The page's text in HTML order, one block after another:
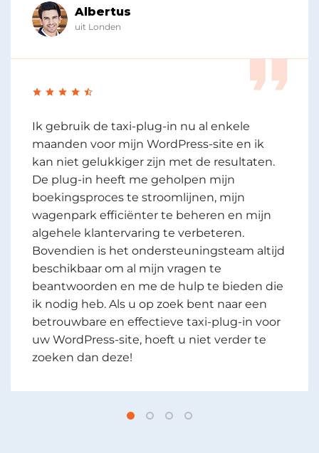
Abdoel
uit België
Als eigenaar van een taxibedrijf had ik
moeite om aan de eisen van mijn klanten te
voldoen. Ik wist dat ik een betere manier
nodig had om boekingen te beheren,
chauffeurs te sturen en betalingen te
verwerken. Toen ontdekte ik de kracht van
een taxi-plugin-software voor WordPress.
Het stroomlijnde niet alleen mijn
activiteiten en verbeterde mijn efficiëntie,
maar het hielp me ook om een breder
publiek te bereiken en nieuwe klanten aan
te trekken. Met functies zoals realtime
tracking en route-optimalisatie kon ik
snellere en betrouwbaardere service bieden
een hoger niveau wilt tillen, raad ik u ten
zeerste aan te investeren in hoogwaardige